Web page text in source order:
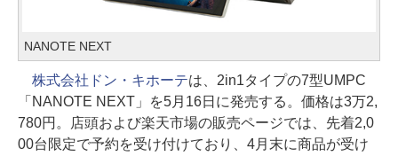
NANOTE NEXT
株式会社ドン・キホーテは、2in1タイプの7型UMPC
「NANOTE NEXT」を5月16日に発売する。価格は3万2,
780円。店頭および楽天市場の販売ページでは、先着2,0
00台限定で予約を受け付けており、4月末に商品が受け